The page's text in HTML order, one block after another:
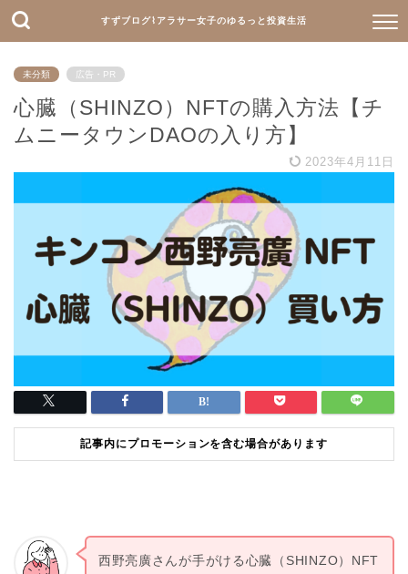
すずブログ⌇アラサー女子のゆるっと投資生活
未分類 広告・PR
心臓（SHINZO）NFTの購入方法【チ
ムニータウンDAOの入り方】
2023年4月11日
記事内にプロモーションを含む場合があります
西野亮廣さんが手がける心臓（SHINZO）NFT